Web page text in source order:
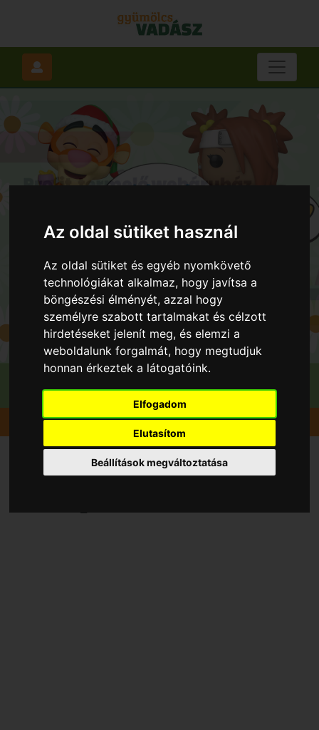
Az oldal sütiket használ
Az oldal sütiket és egyéb nyomkövető
technológiákat alkalmaz, hogy javítsa a
böngészési élményét, azzal hogy
személyre szabott tartalmakat és célzott
hirdetéseket jelenít meg, és elemzi a
weboldalunk forgalmát, hogy megtudjuk
honnan érkeztek a látogatóink.
Elfogadom
Elutasítom
Beállítások megváltoztatása
Szedd magad Szilva Kecel Fejes Tibor
Vedd magad Szilva, Kecel